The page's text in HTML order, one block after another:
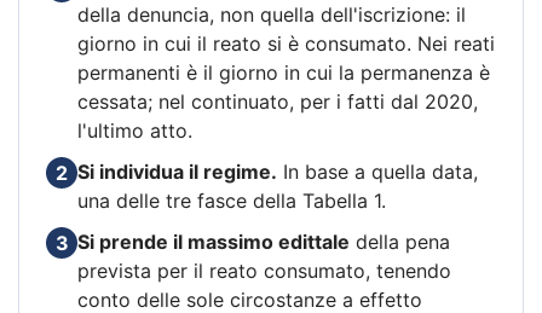
della denuncia, non quella dell'iscrizione: il
giorno in cui il reato si è consumato. Nei reati
permanenti è il giorno in cui la permanenza è
cessata; nel continuato, per i fatti dal 2020,
l'ultimo atto.
2 Si individua il regime. In base a quella data,
una delle tre fasce della Tabella 1.
3 Si prende il massimo edittale della pena
prevista per il reato consumato, tenendo
conto delle sole circostanze a effetto